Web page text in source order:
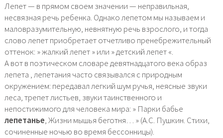
Лепет — в прямом своем значении — неправильная,
несвязная речь ребенка. Однако лепетом мы называем и
маловразумительную, невнятную речь взрослого, и тогда
слово лепет приобретает отчетливо пренебрежительный
оттенок: » жалкий лепет » или » детский лепет «.
А вот в поэтическом словаре девятнадцатого века образ
лепета , лепетания часто связывался с природным
окружением: передавал легкий шум ручья, неясные звуки
леса, трепет листьев, звуки таинственного и
непостижимого для человека мира: » Парки бабье
лепетанье, Жизни мышья беготня… » (А.С. Пушкин. Стихи,
сочиненные ночью во время бессонницы).